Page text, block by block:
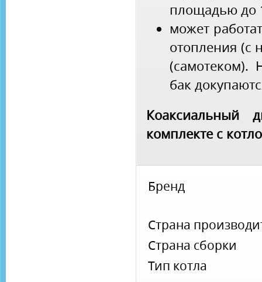
площадью до
может
отопления (с
(самотеком).
бак
Коаксиальный
комплекте с
Бренд
Страна
Страна сборки
Тип котла